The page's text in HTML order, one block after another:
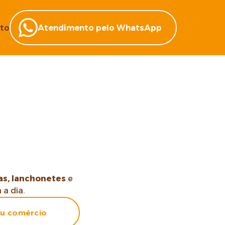
Atendimento pelo WhatsApp
lanchonetes e
a dia.
comércio